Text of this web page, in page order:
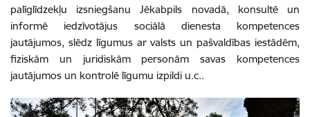
palīglīdzekļu izsniegšanu Jēkabpils novadā, konsultē un
informē iedzīvotājus sociālā dienesta kompetences
jautājumos, slēdz līgumus ar valsts un pašvaldības iestādēm,
fiziskām un juridiskām personām savas kompetences
jautājumos un kontrolē līgumu izpildi u.c..